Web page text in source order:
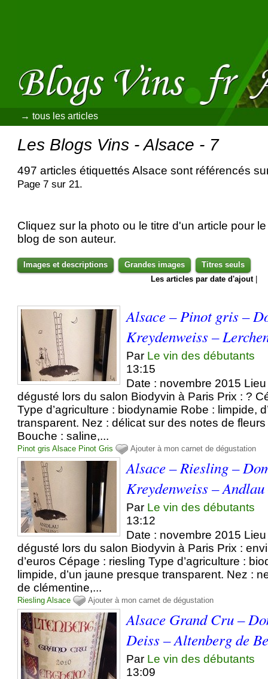
→ tous les articles
Les Blogs Vins - Alsace - 7
497 articles étiquettés Alsace sont référencés
Page 7 sur 21.
Cliquez sur la photo ou le titre d'un article pour
blog de son auteur.
Images et descriptions Grandes images
Titres seuls
Les articles par date d'ajout|
Alsace – Pinot gris –
Kreydenweiss –
Par Le vin des débutants
13:15
Date : novembre 2015
dégusté lors du salon Biodyvin à Paris Prix : ?
Type d’agriculture : biodynamie Robe : limpide,
transparent. Nez : délicat sur des notes de fleurs
Bouche : saline,...
Pinot gris Alsace Pinot Gris Ajouter à mon carnet de dégustation
Alsace – Riesling –
Kreydenweiss –
Par Le vin des débutants
13:12
Date : novembre 2015
dégusté lors du salon Biodyvin à Paris Prix :
d’euros Cépage : riesling Type d’agriculture :
limpide, d’un jaune presque transparent. Nez :
de clémentine,...
Riesling Alsace Ajouter à mon carnet de dégustation
Alsace Grand Cru –
Deiss – Altenberg de
Par Le vin des débutants
13:09